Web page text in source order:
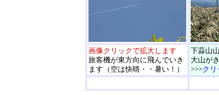
画像クリックで拡大します
旅客機が東方向に飛んでいき
ます（空は快晴・・暑い！）
下蒜山
大山が
>>>クリ